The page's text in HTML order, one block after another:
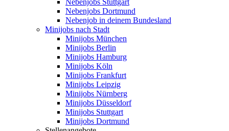
Nebenjobs Stuttgart
Nebenjobs Dortmund
Nebenjob in deinem Bundesland
Minijobs nach Stadt
Minijobs München
Minijobs Berlin
Minijobs Hamburg
Minijobs Köln
Minijobs Frankfurt
Minijobs Leipzig
Minijobs Nürnberg
Minijobs Düsseldorf
Minijobs Stuttgart
Minijobs Dortmund